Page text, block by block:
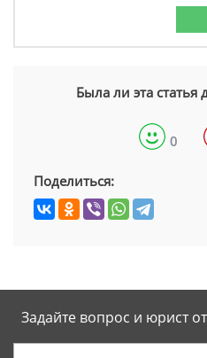
Была ли эта статья
0
Поделиться:
Задайте вопрос и юрист